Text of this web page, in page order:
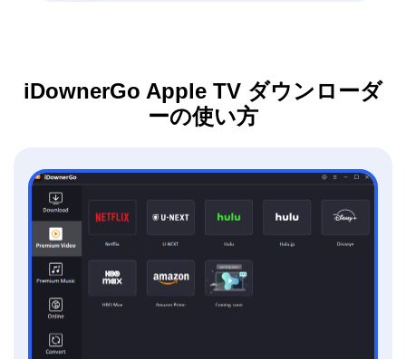
iDownerGo Apple TV ダウンローダ
ーの使い方